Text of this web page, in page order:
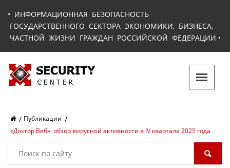
• ИНФОРМАЦИОННАЯ БЕЗОПАСНОСТЬ
ГОСУДАРСТВЕННОГО СЕКТОРА ЭКОНОМИКИ, БИЗНЕСА,
ЧАСТНОЙ ЖИЗНИ ГРАЖДАН РОССИЙСКОЙ ФЕДЕРАЦИИ •
Публикации
«Доктор Веб»: обзор вирусной активности в IV квартале 2025 года